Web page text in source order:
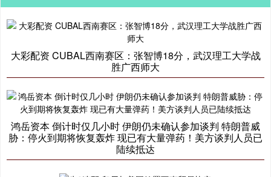
大彩配资 CUBAL西南赛区：张智博18分，武汉理工大学战
胜广西师大
鸿岳资本 倒计时仅几小时 伊朗仍未确认参加谈判 特朗普威
胁：停火到期将恢复轰炸 现已有大量弹药！美方谈判人员已
陆续抵达